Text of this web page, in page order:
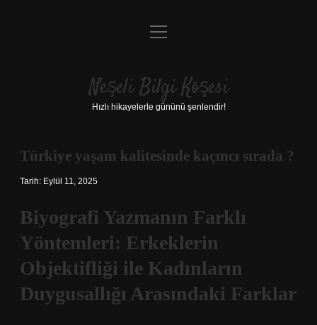
Anasayfa
Yasal Uyarı
menüyü
Neşeli Bilgi Köşesi
Hızlı hikayelerle gününü şenlendir!
Türkiye yaşam kalitesinde kaçıncı sırada ?
Tarih: Eylül 11, 2025
Biyografi Yazmanın Farklı
Yöntemleri: Erkeklerin
Objektifliği ile Kadınların
Duygusallığı Arasındaki Farklar